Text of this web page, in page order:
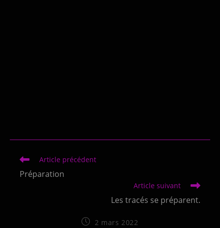
Article précédent
Préparation
Article suivant
Les tracés se préparent.
2 mars 2022